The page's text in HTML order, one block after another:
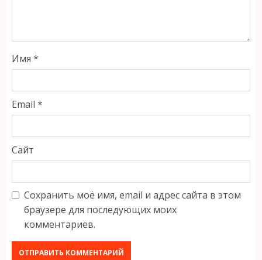
Имя *
Email *
Сайт
Сохранить моё имя, email и адрес сайта в этом
браузере для последующих моих
комментариев.